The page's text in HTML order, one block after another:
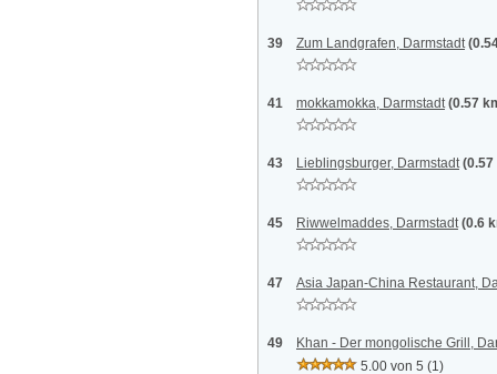
39 Zum Landgrafen, Darmstadt
41 mokkamokka, Darmstadt (0.57
43 Lieblingsburger, Darmstadt
45 Riwwelmaddes, Darmstadt (0.6
47 Asia Japan-China Restaurant,
49
Khan - Der mongolische Grill,
5.00 von 5 (1)